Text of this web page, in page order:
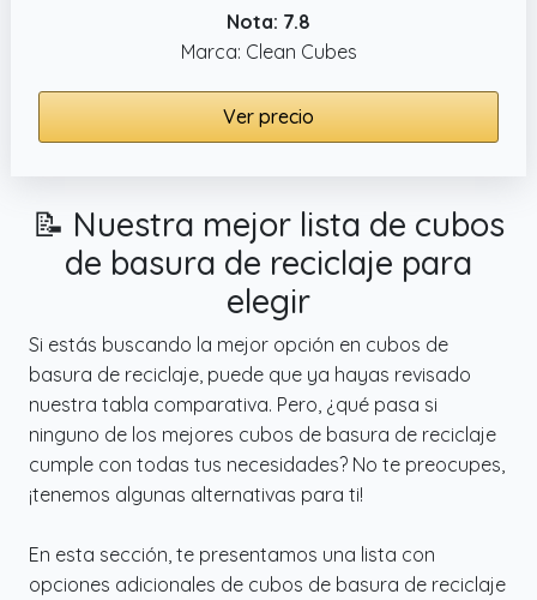
Nota: 7.8
Marca: Clean Cubes
Ver precio
📝 Nuestra mejor lista de cubos
de basura de reciclaje para
elegir
Si estás buscando la mejor opción en cubos de
basura de reciclaje, puede que ya hayas revisado
nuestra tabla comparativa. Pero, ¿qué pasa si
ninguno de los mejores cubos de basura de reciclaje
cumple con todas tus necesidades? No te preocupes,
¡tenemos algunas alternativas para ti!
En esta sección, te presentamos una lista con
opciones adicionales de cubos de basura de reciclaje